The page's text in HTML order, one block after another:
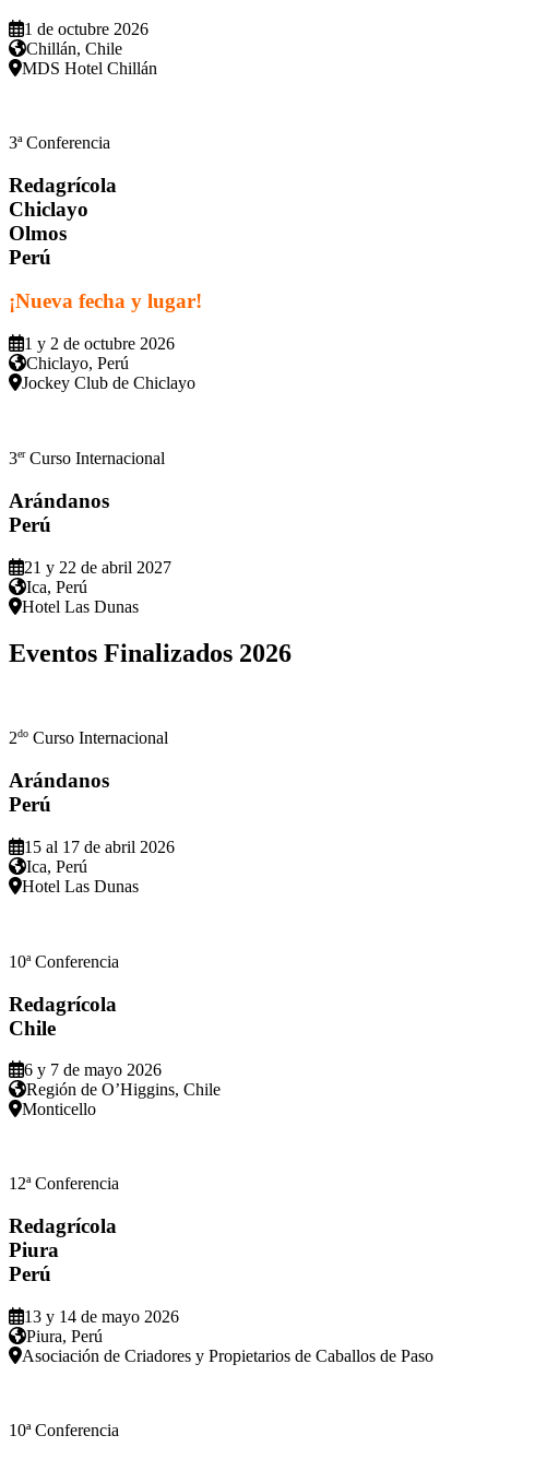
1 de octubre 2026
Chillán, Chile
MDS Hotel Chillán
3ª Conferencia
Redagrícola
Chiclayo
Olmos
Perú
¡Nueva fecha y lugar!
1 y 2 de octubre 2026
Chiclayo, Perú
Jockey Club de Chiclayo
3erCurso Internacional
Arándanos
Perú
21 y 22 de abril 2027
Ica, Perú
Hotel Las Dunas
Eventos Finalizados 2026
2do Curso Internacional
Arándanos
Perú
15 al 17 de abril 2026
Ica, Perú
Hotel Las Dunas
10aConferencia
Redagrícola
Chile
6 y 7 de mayo 2026
Región de O’Higgins, Chile
Monticello
12ª Conferencia
Redagrícola
Piura
Perú
13 y 14 de mayo 2026
Piura, Perú
Asociación de Criadores y Propietarios de Caballos de Paso
10ª Conferencia